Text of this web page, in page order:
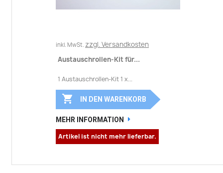
inkl. MwSt. zzgl. Versandkosten
Austauschrollen-Kit für...
1 Austauschrollen-Kit 1 x...
 IN DEN WARENKORB
MEHR INFORMATION
Artikel ist nicht mehr lieferbar.